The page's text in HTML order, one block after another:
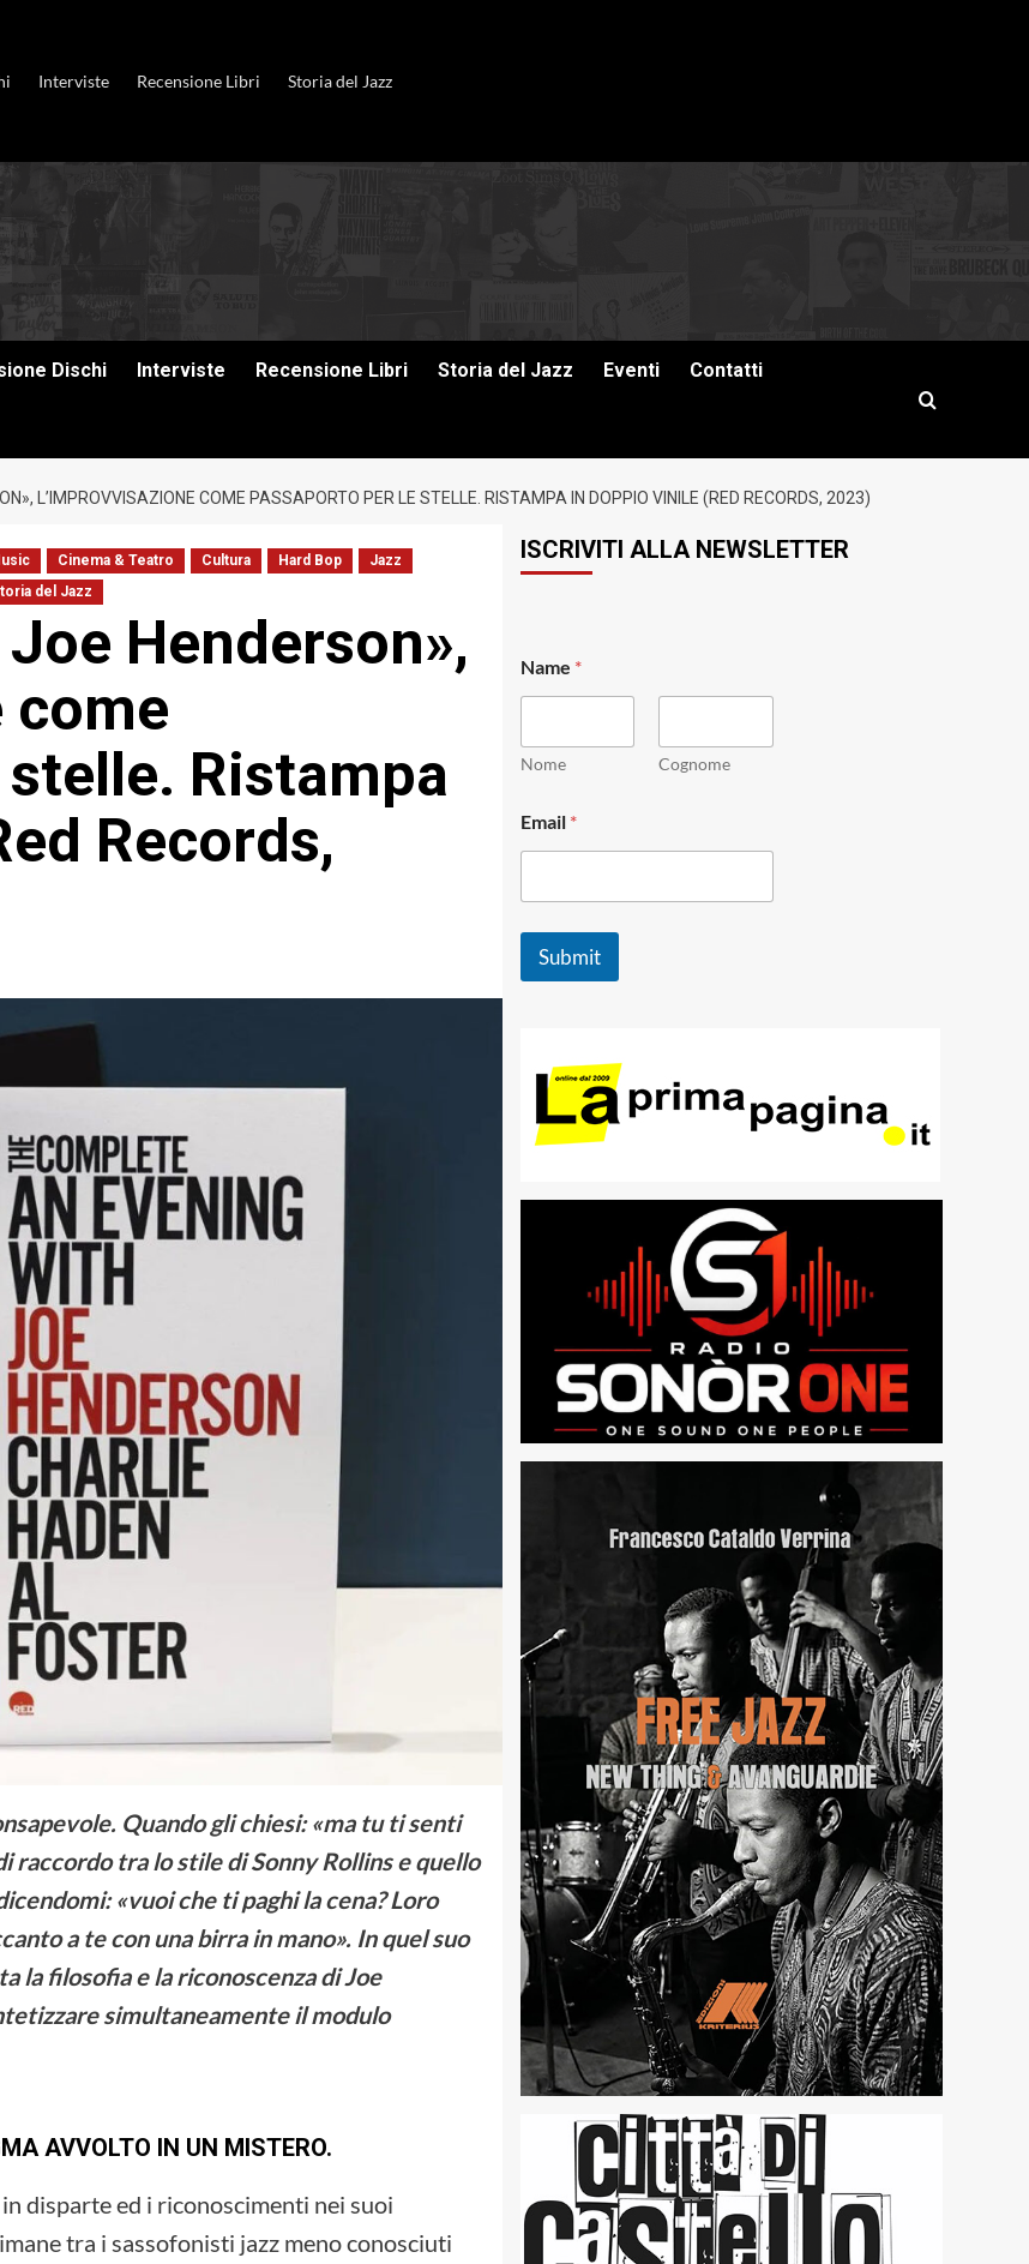
Interviste Recensione Libri Storia del Jazz
Dischi Interviste Recensione Libri Storia del Jazz Eventi Contatti
L’IMPROVVISAZIONE COME PASSAPORTO PER LE STELLE. RISTAMPA IN DOPPIO VINILE (RED RECORDS, 2023)
Cinema & Teatro Cultura Hard Bop
Jazz
del Jazz
Henderson»,
come
Ristampa
Records,
Quando gli chiesi: «ma tu ti senti
raccordo tra lo stile di Sonny Rollins e quello
«vuoi che ti paghi la cena? Loro
a te con una birra in mano». In quel suo
la filosofia e la riconoscenza di Joe
simultaneamente il modulo
AVVOLTO IN UN MISTERO.
disparte ed i riconoscimenti nei suoi
tra i sassofonisti jazz meno conosciuti
ISCRIVITI ALLA NEWSLETTER
*
*
Name *
Nome Cognome
Email *
Submit